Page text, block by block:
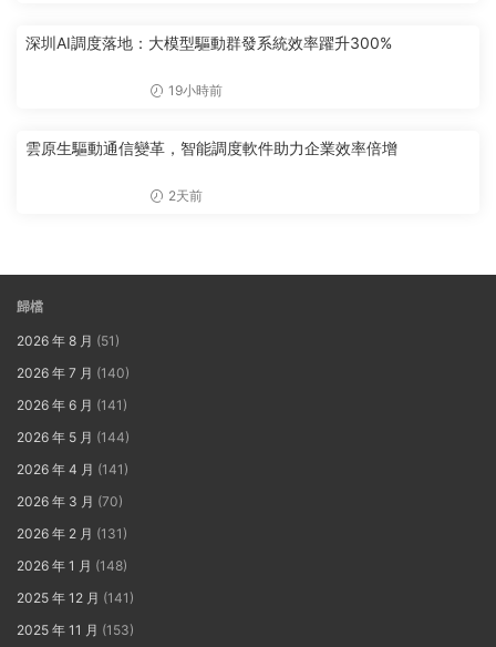
深圳AI調度落地：大模型驅動群發系統效率躍升300%
19小時前
雲原生驅動通信變革，智能調度軟件助力企業效率倍增
2天前
歸檔
2026 年 8 月 (51)
2026 年 7 月 (140)
2026 年 6 月 (141)
2026 年 5 月 (144)
2026 年 4 月 (141)
2026 年 3 月 (70)
2026 年 2 月 (131)
2026 年 1 月 (148)
2025 年 12 月 (141)
2025 年 11 月 (153)